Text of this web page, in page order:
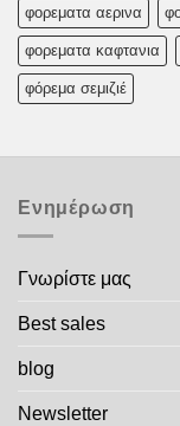
φορεματα αερινα
φορεματα καφτανια
φόρεμα σεμιζιέ
Ενημέρωση
Γνωρίστε μας
Best sales
blog
Newsletter